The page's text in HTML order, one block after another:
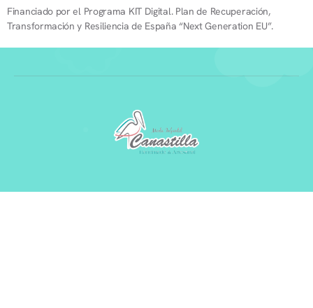
Financiado por el Programa KIT Digital. Plan de Recuperación,
Transformación y Resiliencia de España “Next Generation EU”.